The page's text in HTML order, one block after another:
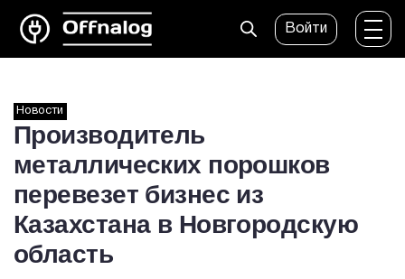
Войти
Новости
Производитель
металлических порошков
перевезет бизнес из
Казахстана в Новгородскую
область